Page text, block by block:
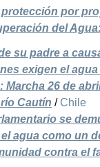
por
del
su padre a
exigen el
26 de
Cautín / Chile
se
agua como un
contra el